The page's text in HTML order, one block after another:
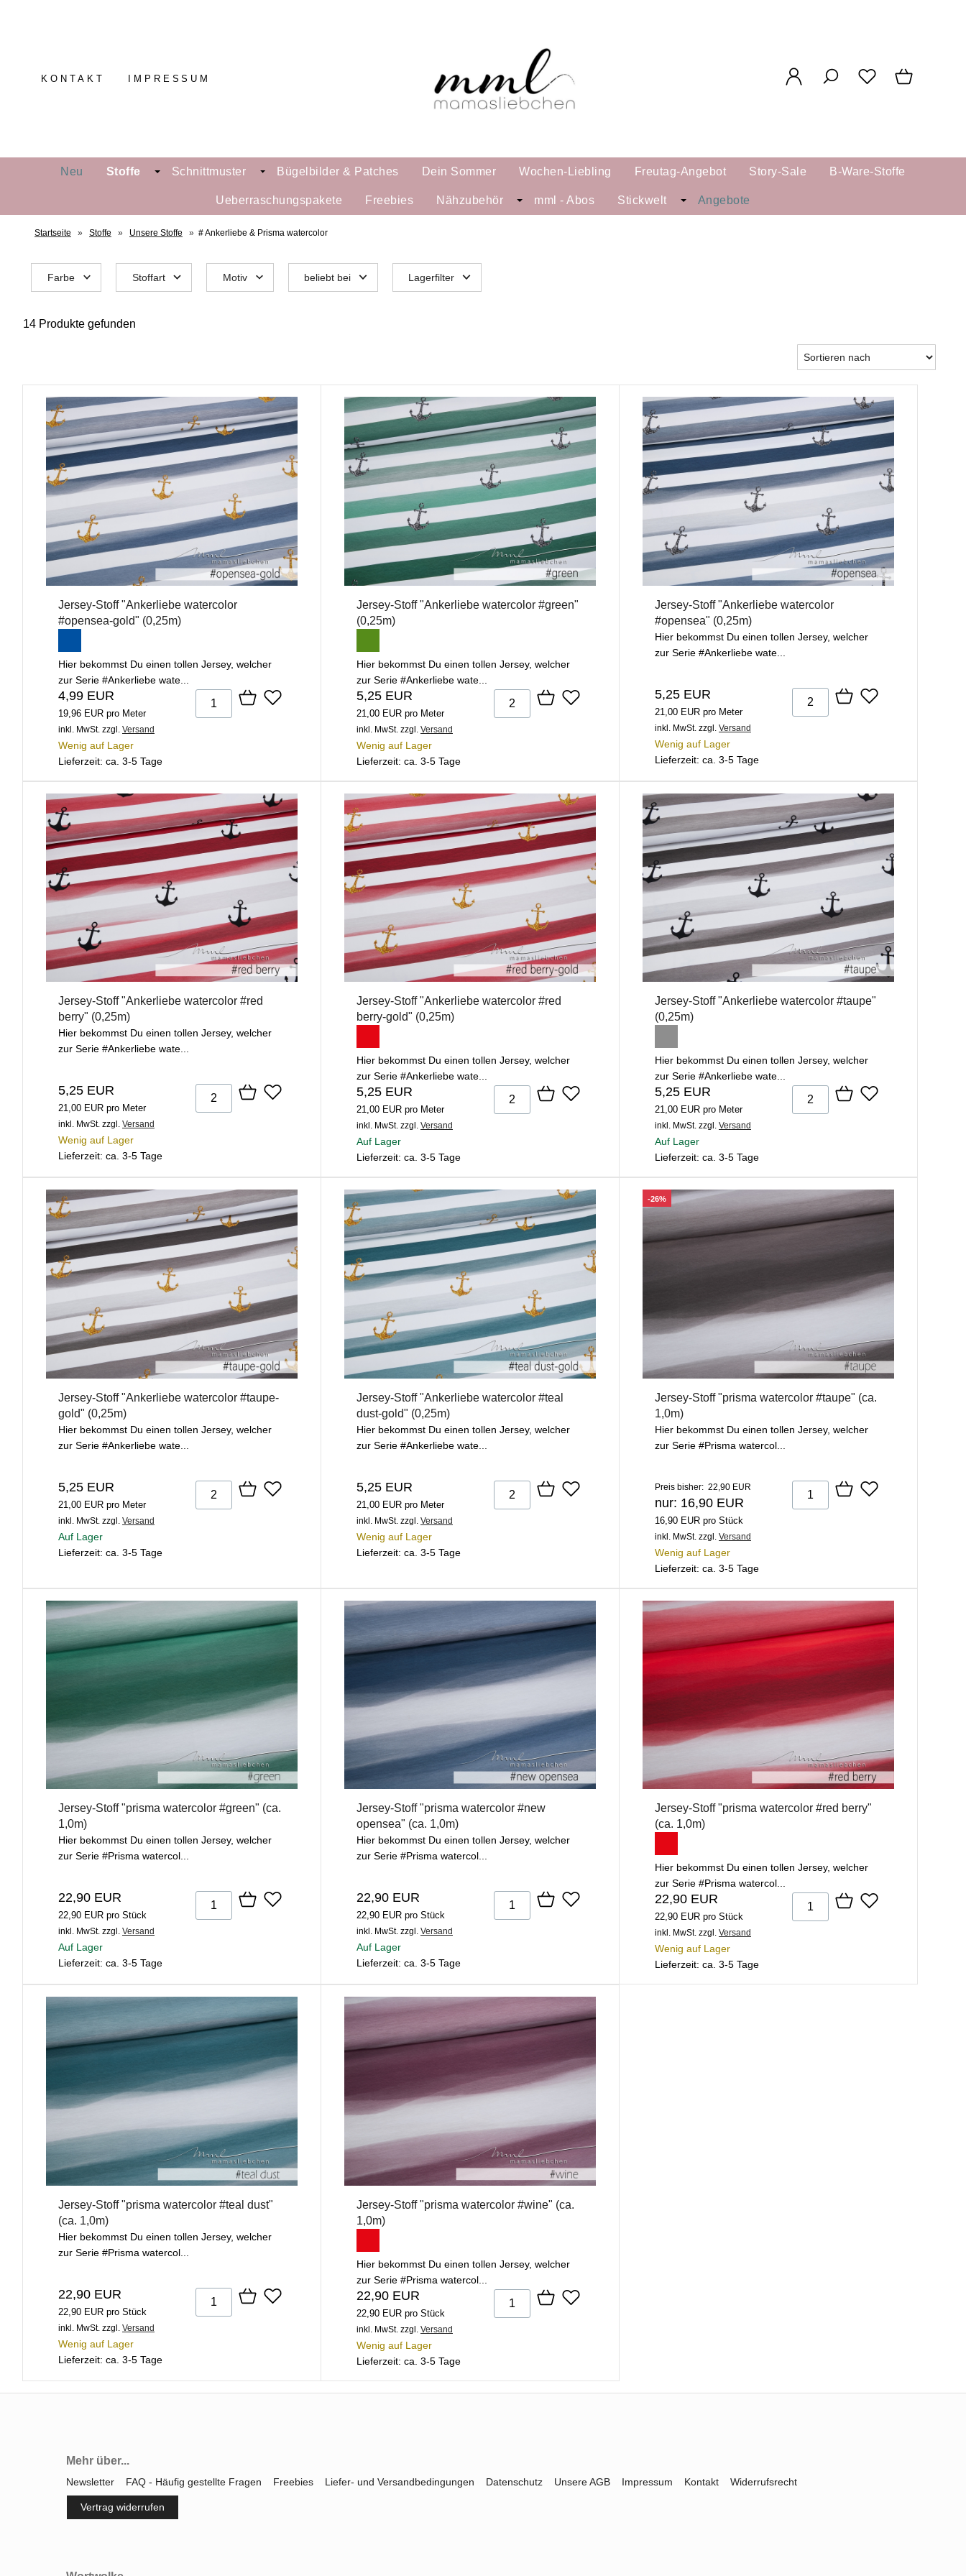
KONTAKT IMPRESSUM
Neu Stoffe Schnittmuster Bügelbilder & Patches Dein Sommer Wochen-Liebling Freutag-Angebot Story-Sale B-Ware-Stoffe
Ueberraschungspakete Freebies Nähzubehör mml - Abos Stickwelt Angebote
Startseite » Stoffe » Unsere Stoffe » # Ankerliebe & Prisma watercolor
Farbe Stoffart Motiv beliebt bei Lagerfilter
14 Produkte gefunden
Jersey-Stoff "Ankerliebe watercolor
#opensea-gold" (0,25m)
Hier bekommst Du einen tollen Jersey, welcher
zur Serie #Ankerliebe wate...
4,99 EUR
19,96 EUR pro Meter
inkl. MwSt. zzgl. Versand
Wenig auf Lager
Lieferzeit: ca. 3-5 Tage
Jersey-Stoff "Ankerliebe watercolor #green"
(0,25m)
Hier bekommst Du einen tollen Jersey, welcher
zur Serie #Ankerliebe wate...
5,25 EUR
21,00 EUR pro Meter
inkl. MwSt. zzgl. Versand
Wenig auf Lager
Lieferzeit: ca. 3-5 Tage
Jersey-Stoff "Ankerliebe watercolor
#opensea" (0,25m)
Hier bekommst Du einen tollen Jersey, welcher
zur Serie #Ankerliebe wate...
5,25 EUR
21,00 EUR pro Meter
inkl. MwSt. zzgl. Versand
Wenig auf Lager
Lieferzeit: ca. 3-5 Tage
Jersey-Stoff "Ankerliebe watercolor #red
berry" (0,25m)
Hier bekommst Du einen tollen Jersey, welcher
zur Serie #Ankerliebe wate...
5,25 EUR
21,00 EUR pro Meter
inkl. MwSt. zzgl. Versand
Wenig auf Lager
Lieferzeit: ca. 3-5 Tage
Jersey-Stoff "Ankerliebe watercolor #red
berry-gold" (0,25m)
Hier bekommst Du einen tollen Jersey, welcher
zur Serie #Ankerliebe wate...
5,25 EUR
21,00 EUR pro Meter
inkl. MwSt. zzgl. Versand
Auf Lager
Lieferzeit: ca. 3-5 Tage
Jersey-Stoff "Ankerliebe watercolor #taupe"
(0,25m)
Hier bekommst Du einen tollen Jersey, welcher
zur Serie #Ankerliebe wate...
5,25 EUR
21,00 EUR pro Meter
inkl. MwSt. zzgl. Versand
Auf Lager
Lieferzeit: ca. 3-5 Tage
Jersey-Stoff "Ankerliebe watercolor #taupe-
gold" (0,25m)
Hier bekommst Du einen tollen Jersey, welcher
zur Serie #Ankerliebe wate...
5,25 EUR
21,00 EUR pro Meter
inkl. MwSt. zzgl. Versand
Auf Lager
Lieferzeit: ca. 3-5 Tage
Jersey-Stoff "Ankerliebe watercolor #teal
dust-gold" (0,25m)
Hier bekommst Du einen tollen Jersey, welcher
zur Serie #Ankerliebe wate...
5,25 EUR
21,00 EUR pro Meter
inkl. MwSt. zzgl. Versand
Wenig auf Lager
Lieferzeit: ca. 3-5 Tage
-26%
Jersey-Stoff "prisma watercolor #taupe" (ca.
1,0m)
Hier bekommst Du einen tollen Jersey, welcher
zur Serie #Prisma watercol...
Preis bisher: 22,90 EUR
nur: 16,90 EUR
16,90 EUR pro Stück
inkl. MwSt. zzgl. Versand
Wenig auf Lager
Lieferzeit: ca. 3-5 Tage
Jersey-Stoff "prisma watercolor #green" (ca.
1,0m)
Hier bekommst Du einen tollen Jersey, welcher
zur Serie #Prisma watercol...
22,90 EUR
22,90 EUR pro Stück
inkl. MwSt. zzgl. Versand
Auf Lager
Lieferzeit: ca. 3-5 Tage
Jersey-Stoff "prisma watercolor #new
opensea" (ca. 1,0m)
Hier bekommst Du einen tollen Jersey, welcher
zur Serie #Prisma watercol...
22,90 EUR
22,90 EUR pro Stück
inkl. MwSt. zzgl. Versand
Auf Lager
Lieferzeit: ca. 3-5 Tage
Jersey-Stoff "prisma watercolor #red berry"
(ca. 1,0m)
Hier bekommst Du einen tollen Jersey, welcher
zur Serie #Prisma watercol...
22,90 EUR
22,90 EUR pro Stück
inkl. MwSt. zzgl. Versand
Wenig auf Lager
Lieferzeit: ca. 3-5 Tage
Jersey-Stoff "prisma watercolor #teal dust"
(ca. 1,0m)
Hier bekommst Du einen tollen Jersey, welcher
zur Serie #Prisma watercol...
22,90 EUR
22,90 EUR pro Stück
inkl. MwSt. zzgl. Versand
Wenig auf Lager
Lieferzeit: ca. 3-5 Tage
Jersey-Stoff "prisma watercolor #wine" (ca.
1,0m)
Hier bekommst Du einen tollen Jersey, welcher
zur Serie #Prisma watercol...
22,90 EUR
22,90 EUR pro Stück
inkl. MwSt. zzgl. Versand
Wenig auf Lager
Lieferzeit: ca. 3-5 Tage
Mehr über...
Newsletter FAQ - Häufig gestellte Fragen Freebies Liefer- und Versandbedingungen Datenschutz Unsere AGB Impressum Kontakt Widerrufsrecht
Vertrag widerrufen